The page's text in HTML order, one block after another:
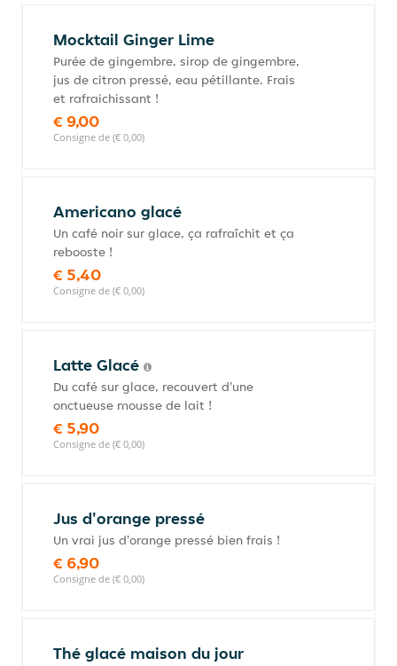
Mocktail Ginger Lime
Purée de gingembre, sirop de gingembre,
jus de citron pressé, eau pétillante. Frais
et rafraichissant !
€ 9,00
Consigne de (€ 0,00)
Americano glacé
Un café noir sur glace, ça rafraîchit et ça
rebooste !
€ 5,40
Consigne de (€ 0,00)
Latte Glacé
Du café sur glace, recouvert d'une
onctueuse mousse de lait !
€ 5,90
Consigne de (€ 0,00)
Jus d'orange pressé
Un vrai jus d'orange pressé bien frais !
€ 6,90
Consigne de (€ 0,00)
Thé glacé maison du jour